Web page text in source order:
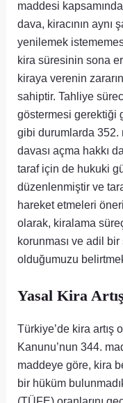
maddesi
dava, kiracının aynı
yenilemek
kira süresinin sona
kiraya verenin
sahiptir. Tahliye
göstermesi gerektiği
gibi durumlarda 352.
davası açma hakkı
taraf için de hukuki
düzenlenmiştir ve
hareket etmeleri
olarak, kiralama
korunması ve adil bir
olduğumuzu
Yasal Kira
Türkiye’de kira artış
Kanunu’nun 344.
maddeye göre, kira
bir hüküm